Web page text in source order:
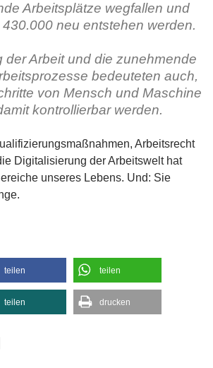
Arbeitsplätze wegfallen und
neu entstehen werden.
der Arbeit und die zunehmende
bedeuteten auch,
von Mensch und Maschine
kontrollierbar werden.
Arbeitsrecht
Digitalisierung der Arbeitswelt hat
unseres Lebens. Und: Sie
teilen teilen
teilen drucken